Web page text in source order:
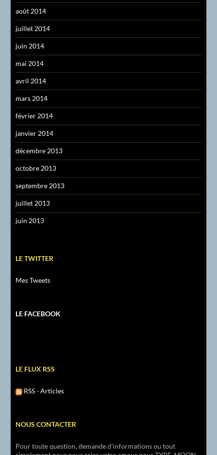
août 2014
juillet 2014
juin 2014
mai 2014
avril 2014
mars 2014
février 2014
janvier 2014
décembre 2013
octobre 2013
septembre 2013
juillet 2013
juin 2013
LE TWITTER
Mes Tweets
LE FACEBOOK
LE FLUX RSS
RSS - Articles
NOUS CONTACTER
Pour toute question, demande d’informations ou tout